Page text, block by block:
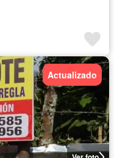
Actualizado